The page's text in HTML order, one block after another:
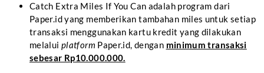
Catch Extra Miles If You Can adalah program dari
Paper.id yang memberikan tambahan miles untuk setiap
transaksi menggunakan kartu kredit yang dilakukan
melalui platform Paper.id, dengan minimum transaksi
sebesar Rp10.000.000.